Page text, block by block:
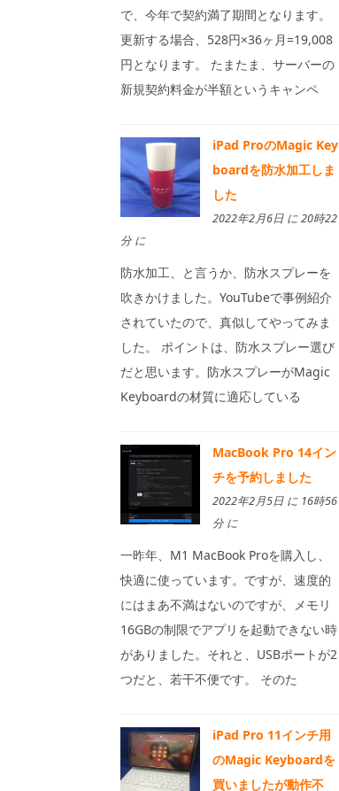
で、今年で契約満了期間となります。
更新する場合、528円×36ヶ月=19,008
円となります。 たまたま、サーバーの
新規契約料金が半額というキャンペ
iPad ProのMagic Key
boardを防水加工しま
した
2022年2月6日 に 20時22
分 に
防水加工、と言うか、防水スプレーを
吹きかけました。YouTubeで事例紹介
されていたので、真似してやってみま
した。 ポイントは、防水スプレー選び
だと思います。防水スプレーがMagic
Keyboardの材質に適応している
MacBook Pro 14イン
チを予約しました
2022年2月5日 に 16時56
分 に
一昨年、M1 MacBook Proを購入し、
快適に使っています。ですが、速度的
にはまあ不満はないのですが、メモリ
16GBの制限でアプリを起動できない時
がありました。それと、USBポートが2
つだと、若干不便です。 そのた
iPad Pro 11インチ用
のMagic Keyboardを
買いましたが動作不